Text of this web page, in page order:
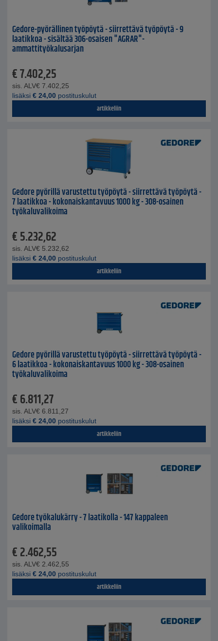
Gedore-pyörällinen työpöytä - siirrettävä työpöytä - 9
laatikkoa - sisältää 306-osaisen "AGRAR"-
ammattityökalusarjan
€7.402,25
sis. ALV€ 7.402,25
lisäksi € 24,00 postituskulut
artikkeliin
Gedore pyörillä varustettu työpöytä - siirrettävä työpöytä -
7 laatikkoa - kokonaiskantavuus 1000 kg - 308-osainen
työkaluvalikoima
€5.232,62
sis. ALV€ 5.232,62
lisäksi € 24,00 postituskulut
artikkeliin
Gedore pyörillä varustettu työpöytä - siirrettävä työpöytä -
6 laatikkoa - kokonaiskantavuus 1000 kg - 308-osainen
työkaluvalikoima
€6.811,27
sis. ALV€ 6.811,27
lisäksi € 24,00 postituskulut
artikkeliin
Gedore työkalukärry - 7 laatikolla - 147 kappaleen
valikoimalla
€2.462,55
sis. ALV€ 2.462,55
lisäksi € 24,00 postituskulut
artikkeliin